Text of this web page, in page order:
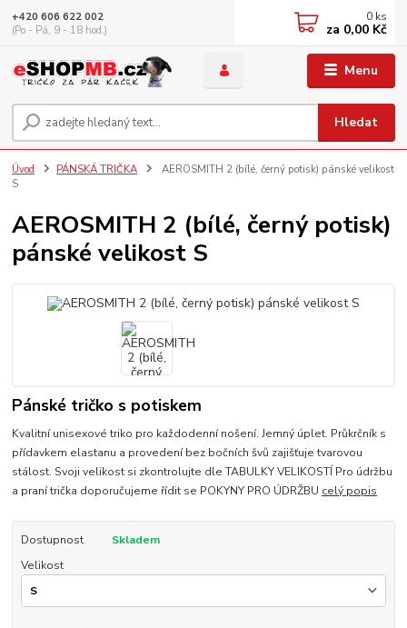
Menu
Hledat
+420 606 622 002
(Po - Pá, 9 - 18 hod.)
0 ks
za 0,00 Kč
Úvod PÁNSKÁ TRIČKA
AEROSMITH 2 (bílé, černý potisk) pánské velikost
S
AEROSMITH 2 (bílé, černý potisk)
pánské velikost S
Pánské tričko s potiskem
Kvalitní unisexové triko pro každodenní nošení. Jemný úplet. Průkrčník s
přídavkem elastanu a provedení bez bočních švů zajišťuje tvarovou
stálost. Svoji velikost si zkontrolujte dle TABULKY VELIKOSTÍ Pro údržbu
a praní trička doporučujeme řídit se POKYNY PRO ÚDRŽBU celý popis
Dostupnost
Skladem
Velikost